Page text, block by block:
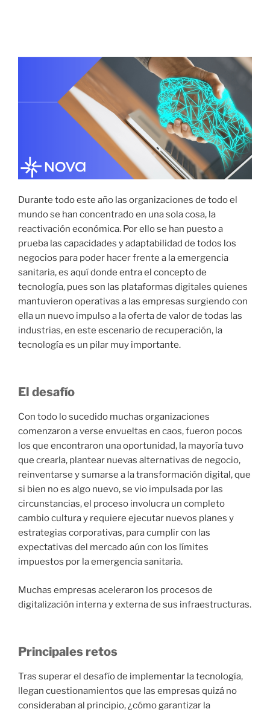
Durante todo este año las organizaciones de todo el
mundo se han concentrado en una sola cosa, la
reactivación económica. Por ello se han puesto a
prueba las capacidades y adaptabilidad de todos los
negocios para poder hacer frente a la emergencia
sanitaria, es aquí donde entra el concepto de
tecnología, pues son las plataformas digitales quienes
mantuvieron operativas a las empresas surgiendo con
ella un nuevo impulso a la oferta de valor de todas las
industrias, en este escenario de recuperación, la
tecnología es un pilar muy importante.
El desafío
Con todo lo sucedido muchas organizaciones
comenzaron a verse envueltas en caos, fueron pocos
los que encontraron una oportunidad, la mayoría tuvo
que crearla, plantear nuevas alternativas de negocio,
reinventarse y sumarse a la transformación digital, que
si bien no es algo nuevo, se vio impulsada por las
circunstancias, el proceso involucra un completo
cambio cultura y requiere ejecutar nuevos planes y
estrategias corporativas, para cumplir con las
expectativas del mercado aún con los límites
impuestos por la emergencia sanitaria.
Muchas empresas aceleraron los procesos de
digitalización interna y externa de sus infraestructuras.
Principales retos
Tras superar el desafío de implementar la tecnología,
llegan cuestionamientos que las empresas quizá no
consideraban al principio, ¿cómo garantizar la